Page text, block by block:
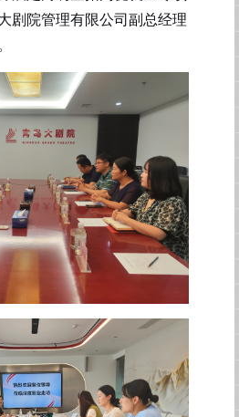
剧院管理有限公司副总经理